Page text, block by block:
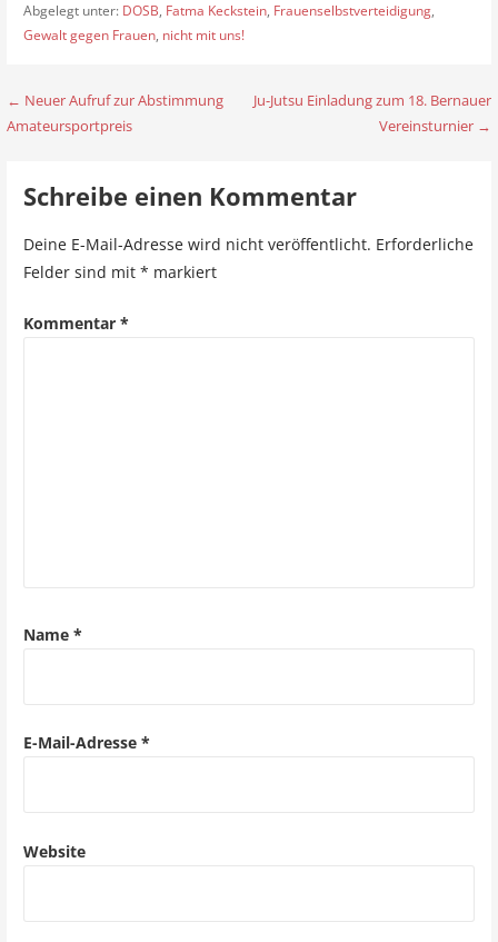
Abgelegt unter: DOSB, Fatma Keckstein, Frauenselbstverteidigung,
Gewalt gegen Frauen, nicht mit uns!
B
a
a
o
← Neuer Aufruf zur Abstimmung
Amateursportpreis
Ju-Jutsu Einladung zum 18. Bernauer
Vereinsturnier →
Schreibe einen Kommentar
Deine E-Mail-Adresse wird nicht veröffentlicht. Erforderliche
Felder sind mit * markiert
Kommentar *
Name *
E-Mail-Adresse *
Website